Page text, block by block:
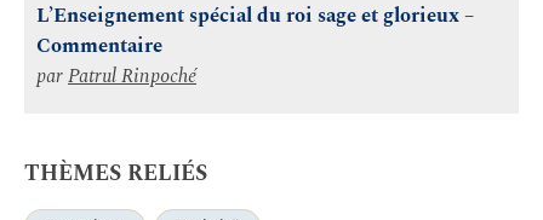
L’Enseignement spécial du roi sage et glorieux –
Commentaire
parPatrul Rinpoché
THÈMES RELIÉS